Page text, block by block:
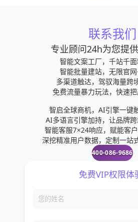
联系我们
专业顾问24h为您提
智能文案工厂，千站千
智能批量建站，无限官
多渠道触达，驾驭海量跨
免费流量暴力玩法，快速
智启全球商机，AI引擎一键
AI多语言引擎加持，让品牌
智能客服7×24响应，赋能客
深挖精准用户数据，定制一站
400-086-9686